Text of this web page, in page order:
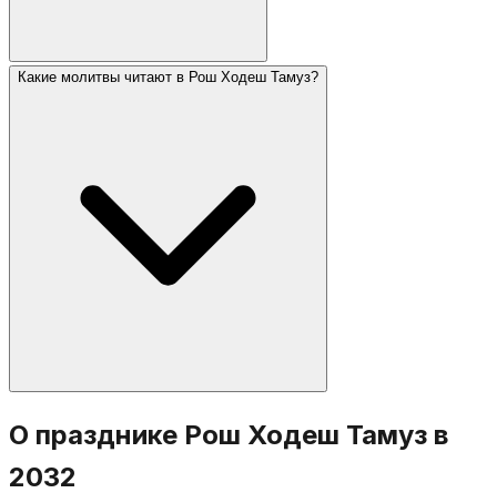
Моше и пролом стен Иерусалима. Рош Ходеш Тамуз
всегда двухдневный.
Какие молитвы читают в Рош Ходеш Тамуз?
Стандартные молитвы Рош Ходеш: сокращённый
Халлель, Мусаф, «Яале ве-яво», чтение из Торы.
Таханун не произносят. Хотя Тамуз ассоциируется с
О празднике Рош Ходеш Тамуз в
2032